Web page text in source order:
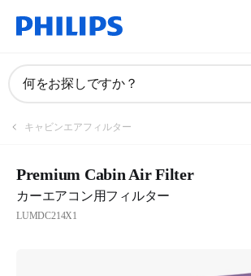
何をお探しですか？
キャビンエアフィルター
Premium Cabin Air Filter
カーエアコン用フィルター
LUMDC214X1